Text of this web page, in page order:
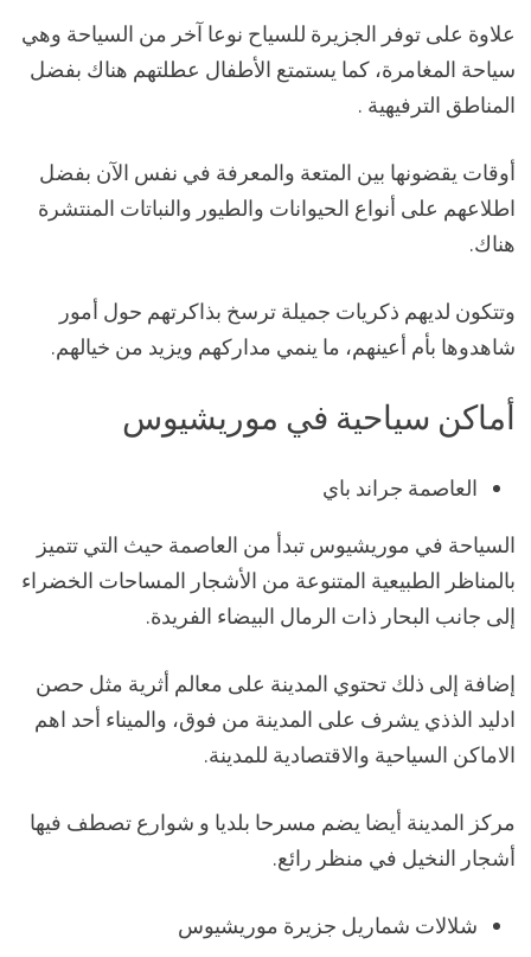
علاوة على توفر الجزيرة للسياح نوعا آخر من السياحة وهي
سياحة المغامرة، كما يستمتع الأطفال عطلتهم هناك بفضل
المناطق الترفيهية .
أوقات يقضونها بين المتعة والمعرفة في نفس الآن بفضل
اطلاعهم على أنواع الحيوانات والطيور والنباتات المنتشرة
هناك.
وتتكون لديهم ذكريات جميلة ترسخ بذاكرتهم حول أمور
شاهدوها بأم أعينهم، ما ينمي مداركهم ويزيد من خيالهم.
أماكن سياحية في موريشيوس
العاصمة جراند باي
السياحة في موريشيوس تبدأ من العاصمة حيث التي تتميز
بالمناظر الطبيعية المتنوعة من الأشجار المساحات الخضراء
إلى جانب البحار ذات الرمال البيضاء الفريدة.
إضافة إلى ذلك تحتوي المدينة على معالم أثرية مثل حصن
ادليد الذذي يشرف على المدينة من فوق، والميناء أحد اهم
الاماكن السياحية والاقتصادية للمدينة.
مركز المدينة أيضا يضم مسرحا بلديا و شوارع تصطف فيها
أشجار النخيل في منظر رائع.
شلالات شماريل جزيرة موريشيوس